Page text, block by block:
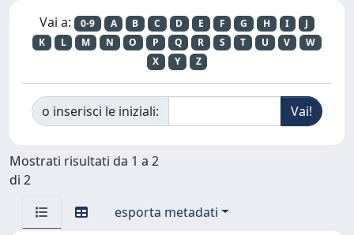
Vai a: 0-9 A B C D E F G H I
J
K
L M N O P Q R S T U V
W
X
Y Z
o inserisci le iniziali:
Mostrati risultati da 1 a 2
di 2
esporta metadati